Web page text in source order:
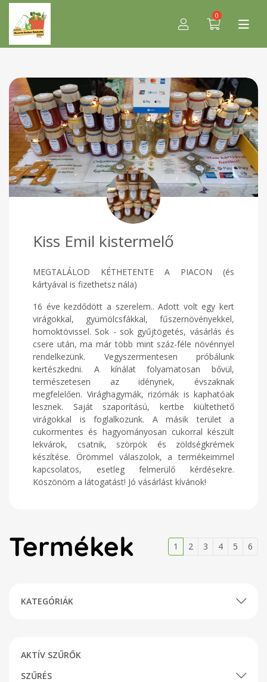
0
Kiss Emil kistermelő
MEGTALÁLOD KÉTHETENTE A PIACON (és
kártyával is fizethetsz nála)
16 éve kezdődött a szerelem.. Adott volt egy kert
virágokkal, gyümölcsfákkal, fűszernövényekkel,
homoktövissel. Sok - sok gyűjtögetés, vásárlás és
csere után, ma már több mint száz-féle növénnyel
rendelkezünk. Vegyszermentesen próbálunk
kertészkedni. A kínálat folyamatosan bővül,
természetesen az idénynek, évszaknak
megfelelően. Virághagymák, rizómák is kaphatóak
lesznek. Saját szaporítású, kertbe kiültethető
virágokkal is foglalkozunk. A másik terület a
cukormentes és hagyományosan cukorral készült
lekvárok, csatnik, szörpök és zöldségkrémek
készítése. Örömmel válaszolok, a termékeimmel
kapcsolatos, esetleg felmerülő kérdésekre.
Köszönöm a látogatást! Jó vásárlást kívánok!
Termékek 1 2 3 4 5 6
KATEGÓRIÁK
AKTÍV SZŰRŐK
SZŰRÉS